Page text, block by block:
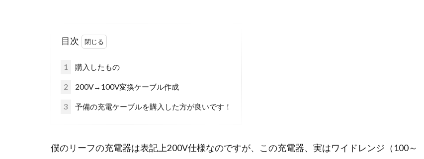
目次
1 購入したもの
2 200V→100V変換ケーブル作成
3 予備の充電ケーブルを購入した方が良いです！
僕のリーフの充電器は表記上200V仕様なのですが、この充電器、実はワイドレンジ（100～